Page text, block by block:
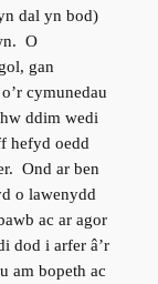
dal yn bod)
O
gan
cymunedau
ddim wedi
hefyd oedd
Ond ar ben
o lawenydd
ac ar agor
dod i arfer â’r
am bopeth ac